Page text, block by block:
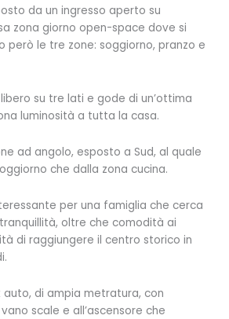
da un ingresso aperto su
zona giorno open-space dove si
però le tre zone: soggiorno, pranzo e
su tre lati e gode di un’ottima
luminosità a tutta la casa.
ad angolo, esposto a Sud, al quale
che dalla zona cucina.
per una famiglia che cerca
oltre che comodità ai
di raggiungere il centro storico in
auto, di ampia metratura, con
scale e all’ascensore che